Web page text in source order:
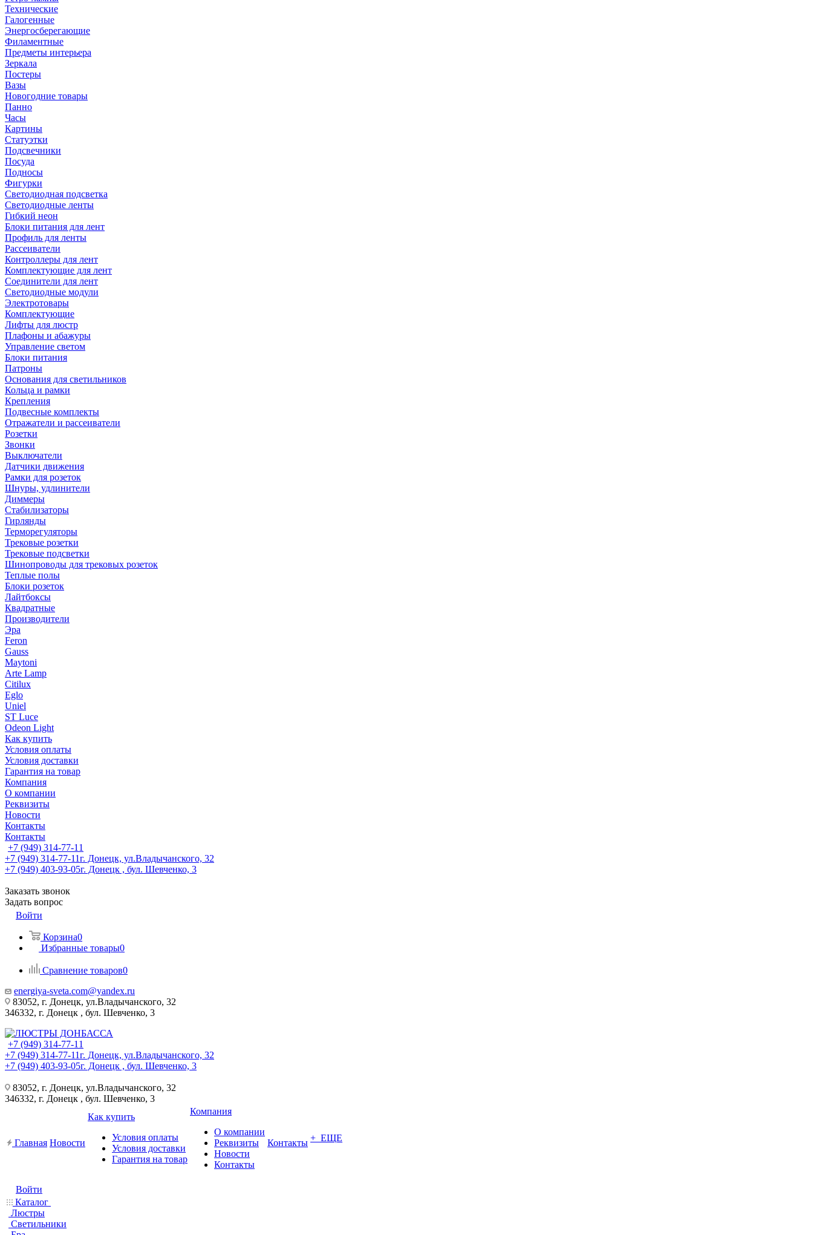
Технические
Галогенные
Энергосберегающие
Филаментные
Предметы интерьера
Зеркала
Постеры
Вазы
Новогодние товары
Панно
Часы
Картины
Статуэтки
Подсвечники
Посуда
Подносы
Фигурки
Светодиодная подсветка
Светодиодные ленты
Гибкий неон
Блоки питания для лент
Профиль для ленты
Рассеиватели
Контроллеры для лент
Комплектующие для лент
Соединители для лент
Светодиодные модули
Электротовары
Комплектующие
Лифты для люстр
Плафоны и абажуры
Управление светом
Блоки питания
Патроны
Основания для светильников
Кольца и рамки
Крепления
Подвесные комплекты
Отражатели и рассеиватели
Розетки
Звонки
Выключатели
Датчики движения
Рамки для розеток
Шнуры, удлинители
Диммеры
Стабилизаторы
Гирлянды
Терморегуляторы
Трековые розетки
Трековые подсветки
Шинопроводы для трековых розеток
Теплые полы
Блоки розеток
Лайтбоксы
Квадратные
Производители
Эра
Feron
Gauss
Maytoni
Arte Lamp
Citilux
Eglo
Uniel
ST Luce
Odeon Light
Как купить
Условия оплаты
Условия доставки
Гарантия на товар
Компания
О компании
Реквизиты
Новости
Контакты
Контакты
+7 (949) 314-77-11
+7 (949) 314-77-11г. Донецк, ул.Владычанского, 32
+7 (949) 403-93-05г. Донецк , бул. Шевченко, 3
Заказать звонок
Задать вопрос
Войти
Корзина0
Избранные товары0
Сравнение товаров0
energiya-sveta.com@yandex.ru
83052, г. Донецк, ул.Владычанского, 32
346332, г. Донецк , бул. Шевченко, 3
+7 (949) 314-77-11
+7 (949) 314-77-11г. Донецк, ул.Владычанского, 32
+7 (949) 403-93-05г. Донецк , бул. Шевченко, 3
83052, г. Донецк, ул.Владычанского, 32
346332, г. Донецк , бул. Шевченко, 3
Главная Новости
Как купить
Условия оплаты
Условия доставки
Гарантия на товар
Компания
О компании
Реквизиты
Новости
Контакты
Контакты + ЕЩЕ
Войти
Каталог
Люстры
Светильники